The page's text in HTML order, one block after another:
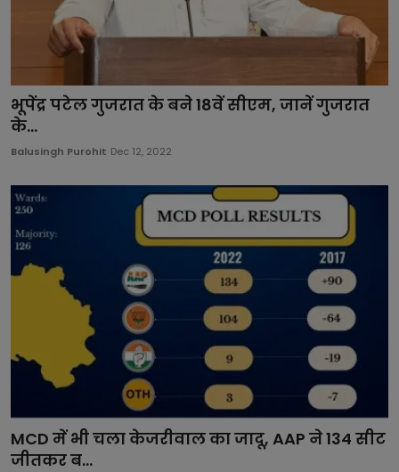
भूपेंद्र पटेल गुजरात के बने 18वें सीएम, जानें गुजरात
के...
Balusingh Purohit Dec 12, 2022
MCD में भी चला केजरीवाल का जादू, AAP ने 134 सीट
जीतकर ब...